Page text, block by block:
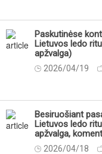
Paskutinėse
Lietuvos ledo
apžvalga)
2026/04/19
Besiruošiant
Lietuvos ledo
apžvalga,
2026/04/18